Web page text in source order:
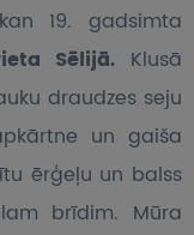
19. gadsimta
Sēlijā. Klusā
draudzes seju
un gaiša
ērģeļu un balss
brīdim. Mūra